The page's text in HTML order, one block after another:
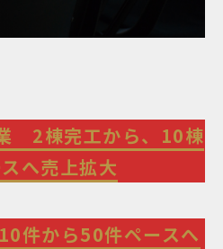
2棟完工から、10棟
へ売上拡大
件から50件ペースへ